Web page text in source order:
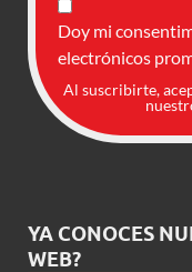
Doy mi
electrónicos
Al suscribirte,
YA CONOCES
WEB?